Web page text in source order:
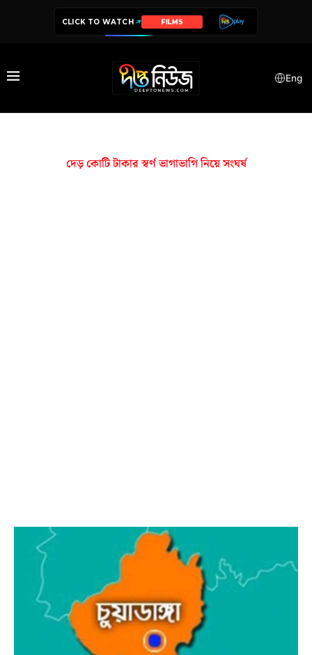
CLICK TO WATCH FILMS
Eng
দেড় কোটি টাকার স্বর্ণ ভাগাভাগি নিয়ে সংঘর্ষ